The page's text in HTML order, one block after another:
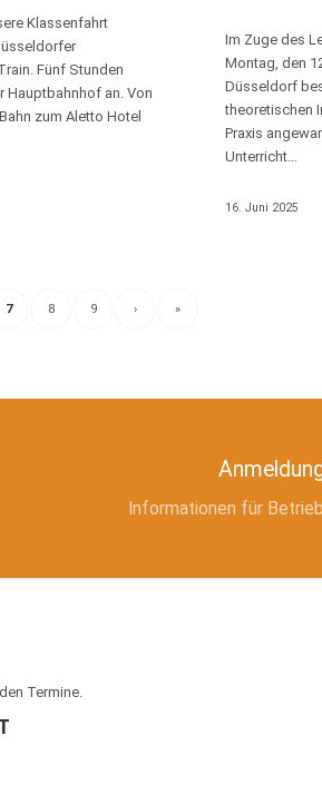
Klassenfahrt
Fünf Stunden
Hauptbahnhof an. Von
zum Aletto Hotel
Im Zuge des
Montag, den
Düsseldorf
theoretischen
Praxis
Unterricht…
16. Juni 2025
7 8 9 › »
Informationen für
Termine.